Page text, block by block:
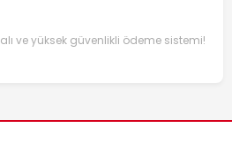
ve yüksek güvenlikli ödeme sistemi!